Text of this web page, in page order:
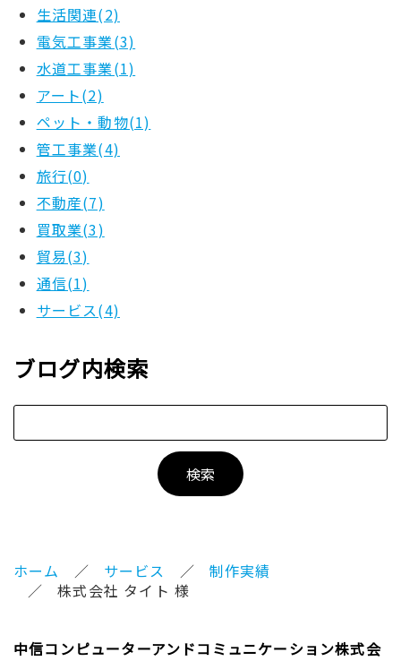
生活関連(2)
電気工事業(3)
水道工事業(1)
アート(2)
ペット・動物(1)
管工事業(4)
旅行(0)
不動産(7)
買取業(3)
貿易(3)
通信(1)
サービス(4)
ブログ内検索
ホーム サービス
制作実績
株式会社 タイト 様
中信コンピューターアンドコミュニケーション株式会